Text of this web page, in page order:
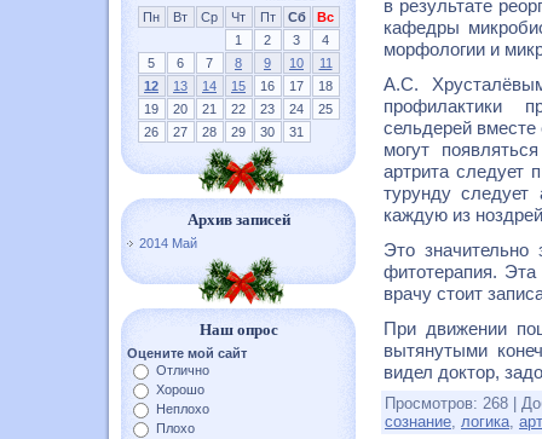
Пн
Вт Ср Чт Пт Сб
Вс
1
2 3
4
5
6 7 8 9 10
11
12
13 14 15 16 17
18
19
20 21 22 23 24
25
26
27 28 29 30 31
Архив записей
2014 Май
Наш опрос
Оцените мой сайт
Отлично
Хорошо
Неплохо
Плохо
в результате
кафедры
морфологии и
А.С.
профилактики
сельдерей
могут
артрита следует
турунду
каждую из
Это значительно
фитотерапия.
врачу стоит
При движении
вытянутыми
видел доктор,
Просмотров: 268
сознание, логика,